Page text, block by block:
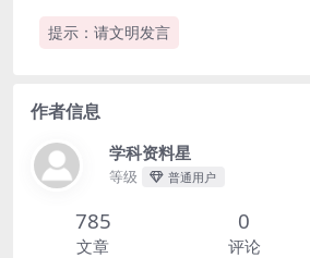
提示：请文明发言
作者信息
学科资料星
等级 普通用户
785
文章
0
评论